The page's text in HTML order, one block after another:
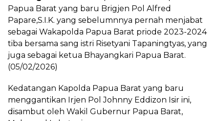
Papua Barat yang baru Brigjen Pol Alfred
Papare,S.I.K. yang sebelumnnya pernah menjabat
sebagai Wakapolda Papua Barat priode 2023-2024
tiba bersama sang istri Risetyani Tapaningtyas, yang
juga sebagai ketua Bhayangkari Papua Barat.
(05/02/2026)
Kedatangan Kapolda Papua Barat yang baru
menggantikan Irjen Pol Johnny Eddizon Isir ini,
disambut oleh Wakil Gubernur Papua Barat,